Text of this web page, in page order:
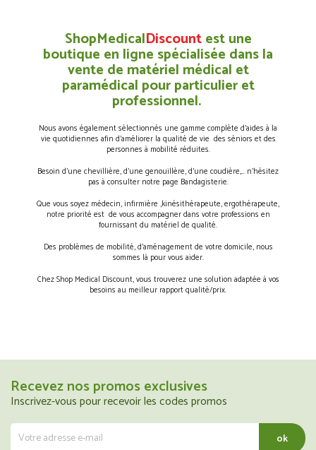
ShopMedicalDiscountest une
boutique en ligne spécialisée dans la
vente de matériel médical et
paramédical pour particulier et
professionnel.
Nous avons également sélectionnés une gamme complète d’aides à la
vie quotidiennes afin d’améliorer la qualité de vie des séniors et des
personnes à mobilité réduites.
Besoin d’une chevillière, d’une genouillère, d’une coudière,… n’hésitez
pas à consulter notre page Bandagisterie.
Que vous soyez médecin, infirmière ,kinésithérapeute, ergothérapeute,
notre priorité est de vous accompagner dans votre professions en
fournissant du matériel de qualité.
Des problèmes de mobilité, d’aménagement de votre domicile, nous
sommes là pour vous aider.
Chez Shop Medical Discount, vous trouverez une solution adaptée à vos
besoins au meilleur rapport qualité/prix.
Recevez nos promos exclusives
Inscrivez-vous pour recevoir les codes promos